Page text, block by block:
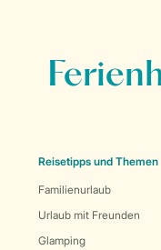
Reisetipps und Themen
Familienurlaub
Urlaub mit Freunden
Glamping